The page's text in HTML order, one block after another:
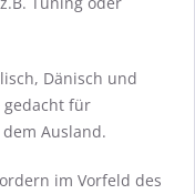
Dänisch und
gedacht für
Ausland.
im Vorfeld des